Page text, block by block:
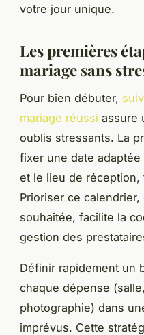
votre jour unique.
Les premières
mariage sans
Pour bien débuter,
mariage réussi assure
oublis stressants. La
fixer une date
et le lieu de réception,
Prioriser ce
souhaitée, facilite la
gestion des
Définir rapidement un
chaque dépense
photographie) dans
imprévus. Cette